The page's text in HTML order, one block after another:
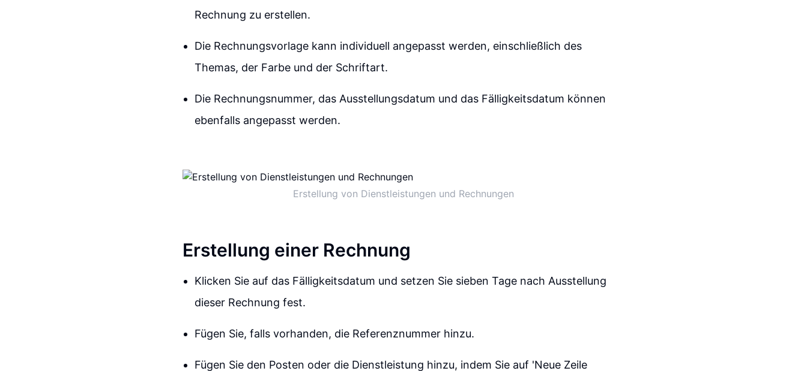
Rechnung zu erstellen.
Die Rechnungsvorlage kann individuell angepasst werden, einschließlich des
Themas, der Farbe und der Schriftart.
Die Rechnungsnummer, das Ausstellungsdatum und das Fälligkeitsdatum können
ebenfalls angepasst werden.
Erstellung von Dienstleistungen und Rechnungen
Erstellung einer Rechnung
Klicken Sie auf das Fälligkeitsdatum und setzen Sie sieben Tage nach Ausstellung
dieser Rechnung fest.
Fügen Sie, falls vorhanden, die Referenznummer hinzu.
Fügen Sie den Posten oder die Dienstleistung hinzu, indem Sie auf 'Neue Zeile